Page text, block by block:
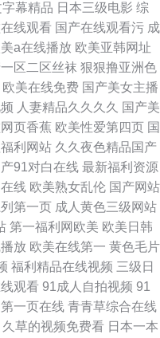
九精品黄色 91传谋免费 伊人精
香蕉视频xxx 黄色男人的天堂 夜
久精品无码AV 无码欧美人妻一
视频传媒 91传媒管网入口 午夜
自慰视频软件 久久一区久久区
大片 久草网站国产青草 91久久
国产 99亚洲成人 俄日韩欧美淫
国产成人超碰在线 人人caocao
利操逼导航 欧美狠狠干 国产婷
幕精品 日本三级电影 综
线观看 国产在线观看污 成
a在线播放 欧美亚韩网址
区二区丝袜 狠狠撸亚洲色
欧美在线免费 国产美女主播
人妻精品久久久久 国产美
页香蕉 欧美性爱第四页 国
利网站 久久夜色精品国产
91对白在线 最新福利资源
线 欧美熟女乱伦 国产网站
第一页 成人黄色三级网站
第一福利网欧美 欧美日韩
放 欧美在线第一 黄色毛片
福利精品在线视频 三级日
观看 91成人自拍视频 91
一页在线 青青草综合在线
久草的视频免费看 日本一本